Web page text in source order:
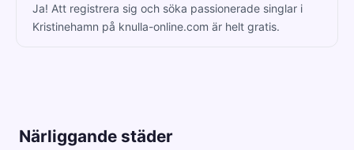
Ja! Att registrera sig och söka passionerade singlar i
Kristinehamn på knulla-online.com är helt gratis.
Närliggande städer